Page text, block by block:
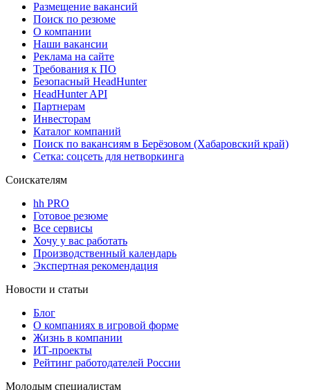
Размещение вакансий
Поиск по резюме
О компании
Наши вакансии
Реклама на сайте
Требования к ПО
Безопасный HeadHunter
HeadHunter API
Партнерам
Инвесторам
Каталог компаний
Поиск по вакансиям в Берёзовом (Хабаровский край)
Сетка: соцсеть для нетворкинга
Соискателям
hh PRO
Готовое резюме
Все сервисы
Хочу у вас работать
Производственный календарь
Экспертная рекомендация
Новости и статьи
Блог
О компаниях в игровой форме
Жизнь в компании
ИТ-проекты
Рейтинг работодателей России
Молодым специалистам